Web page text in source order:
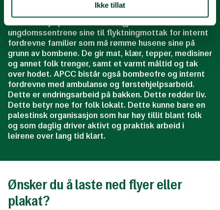
Ikke tillat
ungdomssentrene sine til flyktningmottak for internt
fordrevne familier som må rømme husene sine på
grunn av bombene. De gir mat, klær, tepper, medisiner
og annet folk trenger, samt et varmt måltid og tak
over hodet. APCC bistår også bombeofre og internt
fordrevne med ambulanse og førstehjelpsarbeid.
Dette er endringsarbeid på bakken. Dette redder liv.
Dette betyr noe for folk lokalt. Dette kunne bare en
palestinsk organisasjon som har høy tillit blant folk
og som daglig driver aktivt og praktisk arbeid i
leirene over lang tid klart.
Ønsker du å laste ned flyer eller
plakat?